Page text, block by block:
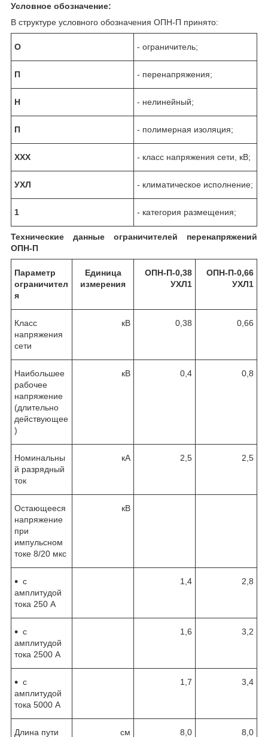
Условное обозначение:
В структуре условного обозначения ОПН-П принято:
О - ограничитель;
П - перенапряжения;
Н - нелинейный;
П - полимерная изоляция;
ХХХ - класс напряжения сети, кВ;
УХЛ - климатическое исполнение;
1 - категория размещения;
Технические данные ограничителей перенапряжений
ОПН-П
Параметр
ограничител
я
Единица
измерения
ОПН-П-0,38
УХЛ1
ОПН-П-0,66
УХЛ1
Класс
напряжения
сети
кВ 0,38 0,66
Наибольшее
рабочее
напряжение
(длительно
действующее
)
кВ 0,4 0,8
Номинальны
й разрядный
ток
кА 2,5 2,5
Остающееся
напряжение
при
импульсном
токе 8/20 мкс
кВ
с
амплитудой
тока 250 А
1,4 2,8
с
амплитудой
тока 2500 А
1,6 3,2
с
амплитудой
тока 5000 А
1,7 3,4
Длина пути см 8,0 8,0